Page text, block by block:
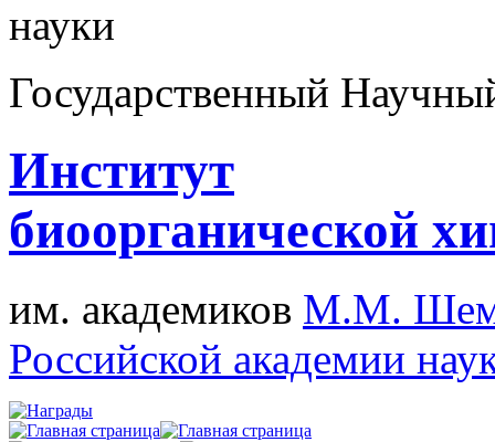
науки
Государственный
Институт
биоорганической
им. академиков М.М.
Российской академии